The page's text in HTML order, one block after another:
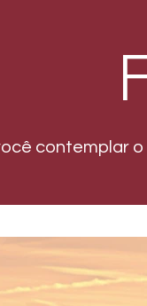
contemplar